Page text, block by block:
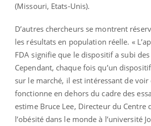
(Missouri, Etats-Unis).
D’autres chercheurs se montrent
les résultats en population réelle. «
FDA signifie que le dispositif a subi
Cependant, chaque fois qu’un
sur le marché, il est intéressant de
fonctionne en dehors du cadre des
estime Bruce Lee, Directeur du Centre
l’obésité dans le monde à l’université